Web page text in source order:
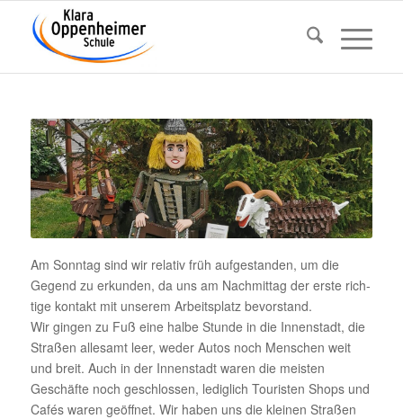
Am Sonntag sind wir relativ früh aufge­standen, um die
Gegend zu erkunden, da uns am Nach­mittag der erste rich­
tige kontakt mit unserem Arbeits­platz bevorstand.
Wir gingen zu Fuß eine halbe Stunde in die Innen­stadt, die
Straßen alle­samt leer, weder Autos noch Menschen weit
und breit. Auch in der Innen­stadt waren die meisten
Geschäfte noch geschlossen, ledig­lich Touristen Shops und
Cafés waren geöffnet. Wir haben uns die kleinen Straßen